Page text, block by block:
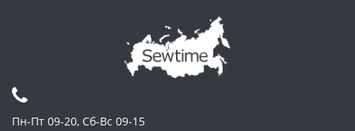
Пн-Пт 09-20, Сб-Вс 09-15